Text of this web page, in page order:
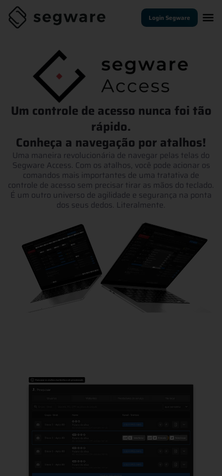
Login Segware
Um controle de acesso nunca foi tão
rápido.
Conheça a navegação por atalhos!
Uma maneira revolucionária de navegar pelas telas do
Segware Access. Com os atalhos, você pode acionar os
comandos mais importantes de uma tratativa de
controle de acesso sem precisar tirar as mãos do teclado.
É um outro universo de agilidade e segurança na ponta
dos seus dedos. Literalmente.